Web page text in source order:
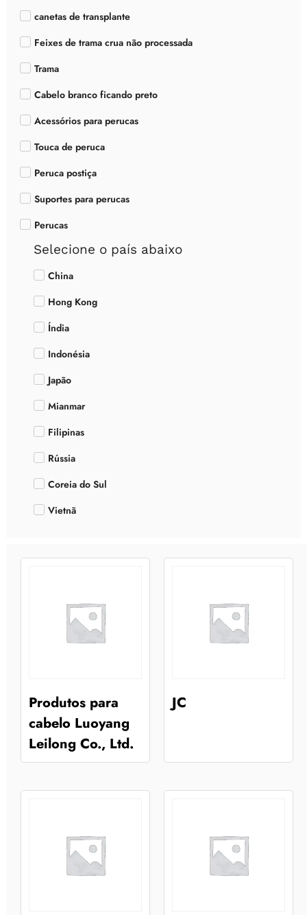
canetas de transplante
Feixes de trama crua não processada
Trama
Cabelo branco ficando preto
Acessórios para perucas
Touca de peruca
Peruca postiça
Suportes para perucas
Perucas
Selecione o país abaixo
China
Hong Kong
Índia
Indonésia
Japão
Mianmar
Filipinas
Rússia
Coreia do Sul
Vietnã
Produtos para
cabelo Luoyang
Leilong Co., Ltd.
JC